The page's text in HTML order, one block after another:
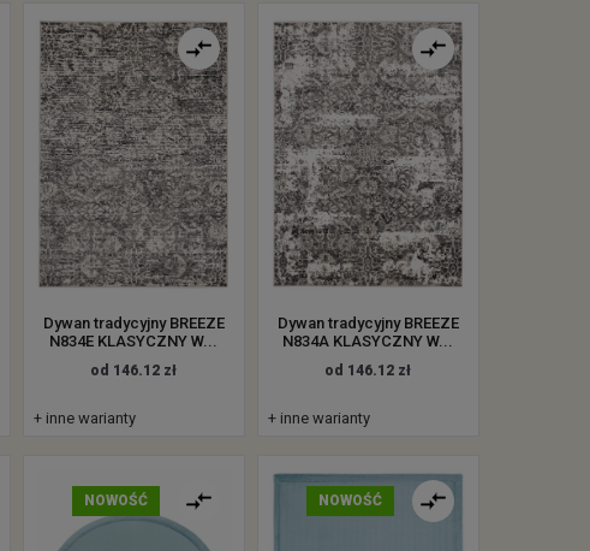
Dywan tradycyjny BREEZE
N834E KLASYCZNY W...
od 146.12 zł
+ inne warianty
Dywan tradycyjny BREEZE
N834A KLASYCZNY W...
od 146.12 zł
+ inne warianty
NOWOŚĆ NOWOŚĆ